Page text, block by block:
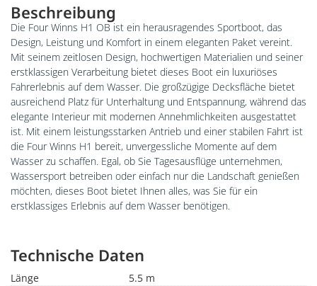
Beschreibung
Die Four Winns H1 OB ist ein herausragendes Sportboot, das
Design, Leistung und Komfort in einem eleganten Paket vereint.
Mit seinem zeitlosen Design, hochwertigen Materialien und seiner
erstklassigen Verarbeitung bietet dieses Boot ein luxuriöses
Fahrerlebnis auf dem Wasser. Die großzügige Decksfläche bietet
ausreichend Platz für Unterhaltung und Entspannung, während das
elegante Interieur mit modernen Annehmlichkeiten ausgestattet
ist. Mit einem leistungsstarken Antrieb und einer stabilen Fahrt ist
die Four Winns H1 bereit, unvergessliche Momente auf dem
Wasser zu schaffen. Egal, ob Sie Tagesausflüge unternehmen,
Wassersport betreiben oder einfach nur die Landschaft genießen
möchten, dieses Boot bietet Ihnen alles, was Sie für ein
erstklassiges Erlebnis auf dem Wasser benötigen.
Technische Daten
Länge
5.5 m